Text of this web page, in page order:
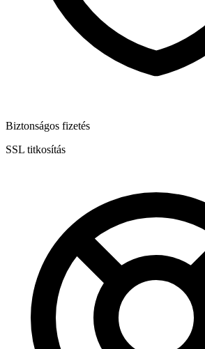
Biztonságos fizetés
SSL titkosítás